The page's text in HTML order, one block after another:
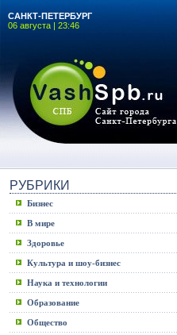
САНКТ-ПЕТЕРБУРГ
06 августа | 23:46
РУБРИКИ
Бизнес
В мире
Здоровье
Культура и шоу-бизнес
Наука и технологии
Образование
Общество